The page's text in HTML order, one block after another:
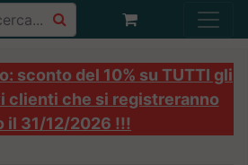
sconto del 10% su TUTTI gli
clienti che si registreranno
il 31/12/2026 !!!